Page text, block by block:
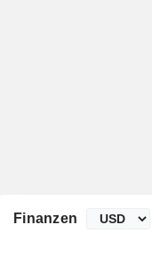
Finanzen